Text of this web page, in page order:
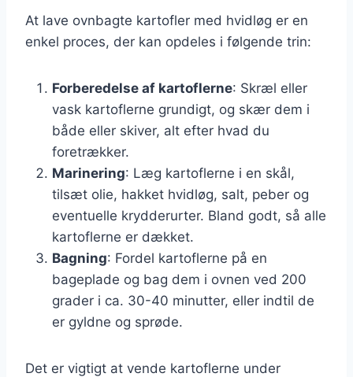
At lave ovnbagte kartofler med hvidløg er en
enkel proces, der kan opdeles i følgende trin:
Forberedelse af kartoflerne: Skræl eller
vask kartoflerne grundigt, og skær dem i
både eller skiver, alt efter hvad du
foretrækker.
Marinering: Læg kartoflerne i en skål,
tilsæt olie, hakket hvidløg, salt, peber og
eventuelle krydderurter. Bland godt, så alle
kartoflerne er dækket.
Bagning: Fordel kartoflerne på en
bageplade og bag dem i ovnen ved 200
grader i ca. 30-40 minutter, eller indtil de
er gyldne og sprøde.
Det er vigtigt at vende kartoflerne under